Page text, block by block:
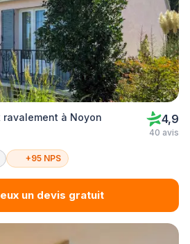
à Noyon 4,9
40 avis
+95 NPS
un devis gratuit